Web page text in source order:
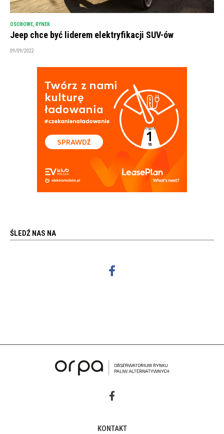
OSOBOWE RYNEK
Jeep chce być liderem elektryfikacji SUV-ów
09/09/2022
ŚLEDŹ NAS NA
KONTAKT